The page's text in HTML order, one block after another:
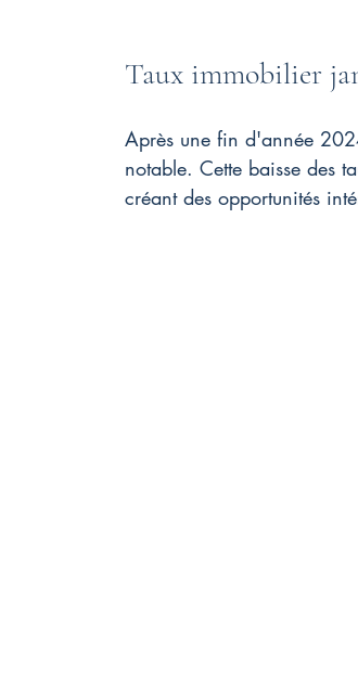
Taux immobilier
Après une fin d'année
notable. Cette baisse des
créant des opportunités